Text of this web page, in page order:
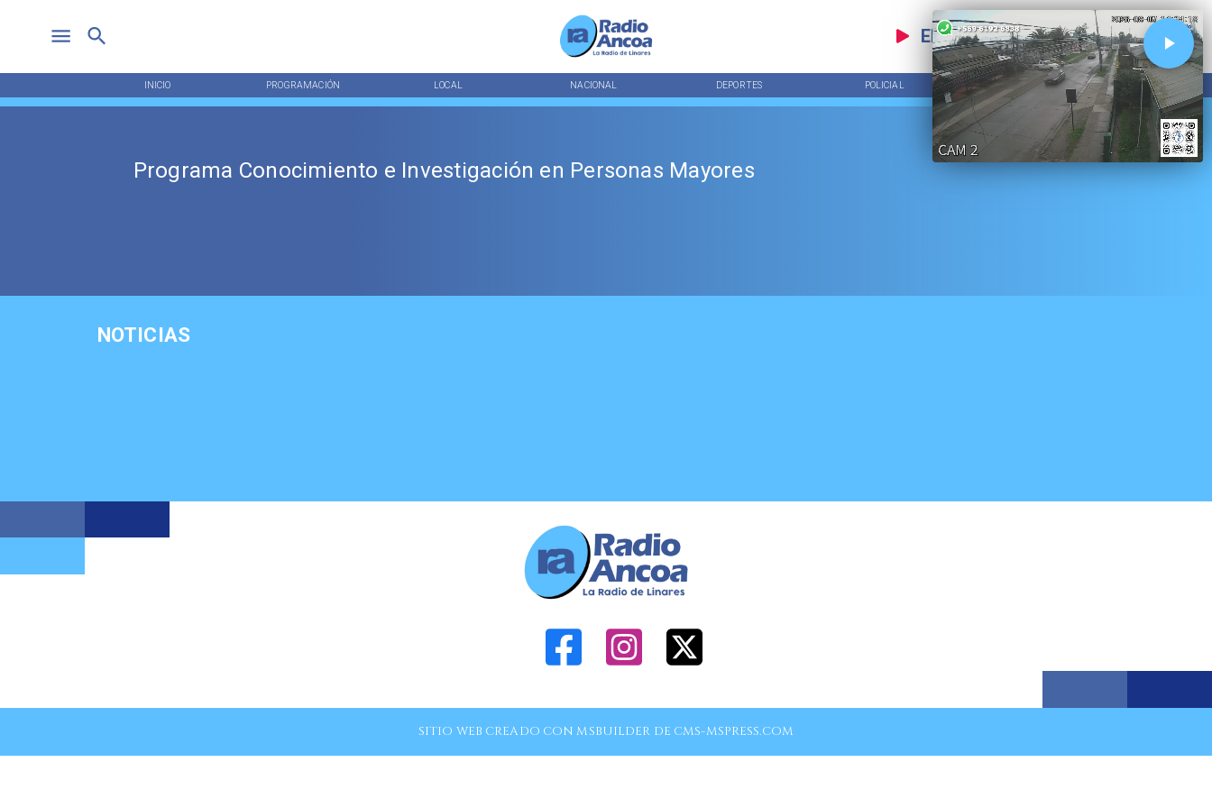
EN VIVO
INICIO PROGRAMACIÓN LOCAL NACIONAL DEPORTES POLICIAL TENDENCIAS
Programa Conocimiento e Investigación en Personas Mayores
NOTICIAS
SITIO WEB CREADO CON MSBUILDER DE CMS-MSPRESS.COM